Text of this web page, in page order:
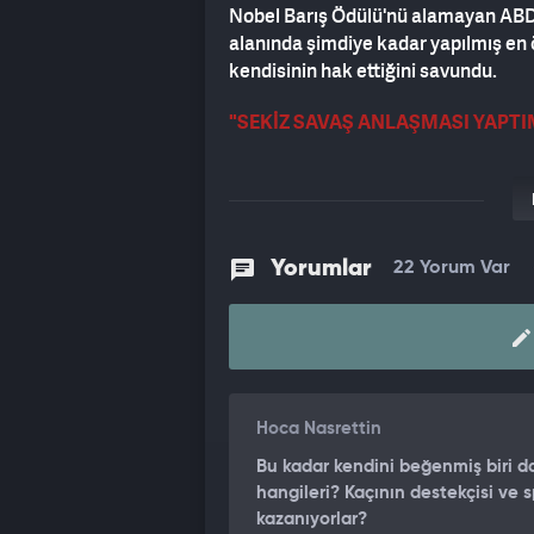
Nobel Barış Ödülü'nü alamayan
alanında şimdiye kadar yapılmış
kendisinin hak ettiğini savundu.
"SEKİZ SAVAŞ ANLAŞMASI
"Ben sekiz anlaşma yaptım, savaş
insan öldürüldü. Biri 34 yıl sürdü. Biri
Aslında ikisi de yeni başlıyordu
düşürüldü. Kötü bir olaydı. Ve
gümrük tarifelerinden bahsetti.
nükleer güç oldular. Yani,
çözdük. Şu ana kadar toplam
İsrail'in de bir anlaşmayı
Yorumlar 22 Yorum Var
Hoca Nasrettin
Bu kadar kendini beğenmiş biri
hangileri? Kaçının destekçisi ve
kazanıyorlar?